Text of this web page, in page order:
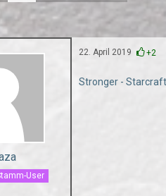
User
22. April 2019 +2
Stronger -